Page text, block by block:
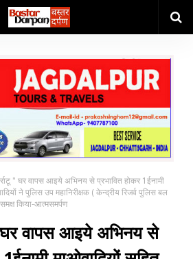
" घर वापस आइये अभिनय से प्रभावित होकर 1ईनामी
ने पुलिस उप महानिरीक्षक ( केन्द्रीय रिजर्व पुलिस बल
किया-आत्मसमर्पण
घर वापस आइये अभिनय से